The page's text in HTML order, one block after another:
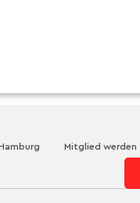
Mitglied werden